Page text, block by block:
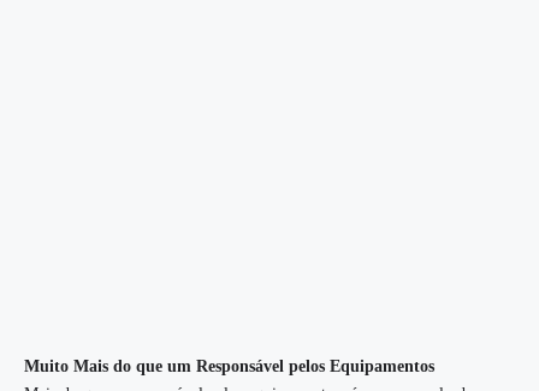
Muito Mais do que um Responsável pelos Equipamentos